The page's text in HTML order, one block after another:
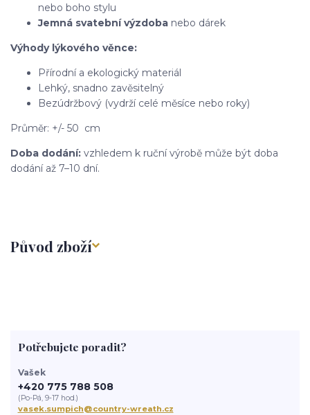
nebo boho stylu
Jemná svatební výzdoba nebo dárek
Výhody lýkového věnce:
Přírodní a ekologický materiál
Lehký, snadno zavěsitelný
Bezúdržbový (vydrží celé měsíce nebo roky)
Průměr: +/- 50 cm
Doba dodání: vzhledem k ruční výrobě může být doba
dodání až 7–10 dní.
Původ zboží
Potřebujete poradit?
Vašek
+420 775 788 508
(Po-Pá, 9-17 hod.)
vasek.sumpich@country-wreath.cz